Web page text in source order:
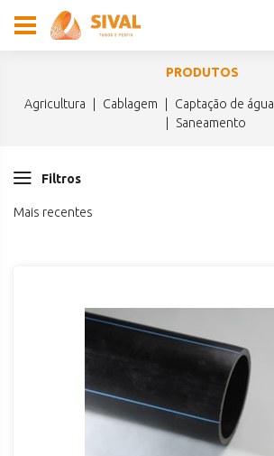
PRODUTOS
agricultura cablagem captação de água
saneamento
Filtros
Mais recentes